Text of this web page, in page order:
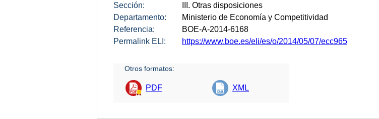
Sección:
III. Otras disposiciones
Departamento:
Ministerio de Economía y Competitividad
Referencia:
BOE-A-2014-6168
Permalink ELI:
https://www.boe.es/eli/es/o/2014/05/07/ecc965
Otros formatos:
PDF XML